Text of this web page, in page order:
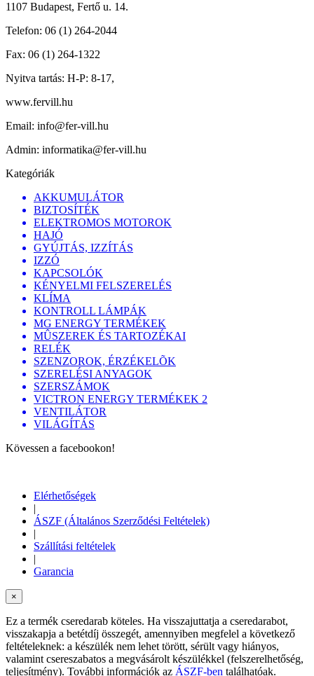
1107 Budapest, Fertő u. 14.
Telefon: 06 (1) 264-2044
Fax: 06 (1) 264-1322
Nyitva tartás: H-P: 8-17,
www.fervill.hu
Email: info@fer-vill.hu
Admin: informatika@fer-vill.hu
Kategóriák
AKKUMULÁTOR
BIZTOSÍTÉK
ELEKTROMOS MOTOROK
HAJÓ
GYÚJTÁS, IZZÍTÁS
IZZÓ
KAPCSOLÓK
KÉNYELMI FELSZERELÉS
KLÍMA
KONTROLL LÁMPÁK
MG ENERGY TERMÉKEK
MÛSZEREK ÉS TARTOZÉKAI
RELÉK
SZENZOROK, ÉRZÉKELÕK
SZERELÉSI ANYAGOK
SZERSZÁMOK
VICTRON ENERGY TERMÉKEK 2
VENTILÁTOR
VILÁGÍTÁS
Kövessen a facebookon!
Elérhetőségek
|
ÁSZF (Általános Szerződési Feltételek)
|
Szállítási feltételek
|
Garancia
×
Ez a termék cseredarab köteles. Ha visszajuttatja a cseredarabot,
visszakapja a betétdíj összegét, amennyiben megfelel a következő
feltételeknek: a készülék nem lehet törött, sérült vagy hiányos,
valamint csereszabatos a megvásárolt készülékkel (felszerelhetőség,
teljesítmény). További információk az ÁSZF-ben találhatóak.